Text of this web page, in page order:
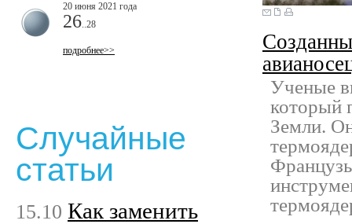
Ученые
который
Земли.
20 июня 2021 года
26 ..28
подробнее>>
Случайные
статьи
15.10 Как заменить